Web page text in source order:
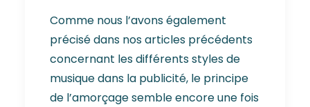
Comme nous l’avons également
précisé dans nos articles précédents
concernant les différents styles de
musique dans la publicité, le principe
de l’amorçage semble encore une fois